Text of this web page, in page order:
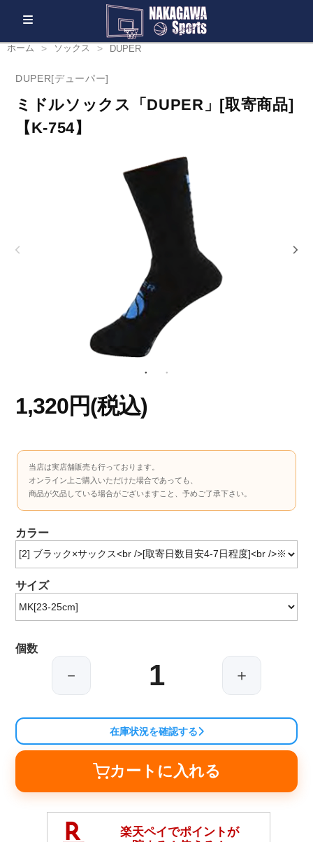
ホーム ソックス DUPER
DUPER[デューパー]
ミドルソックス「DUPER」[取寄商品]
【K-754】
1,320円(税込)
当店は実店舗販売も行っております。
オンライン上ご購入いただけた場合であっても、
商品が欠品している場合がございますこと、予めご了承下さい。
カラー
サイズ
個数
－ ＋
在庫状況を確認する
カートに入れる